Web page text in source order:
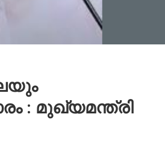
: മുഖ്യമന്ത്രി